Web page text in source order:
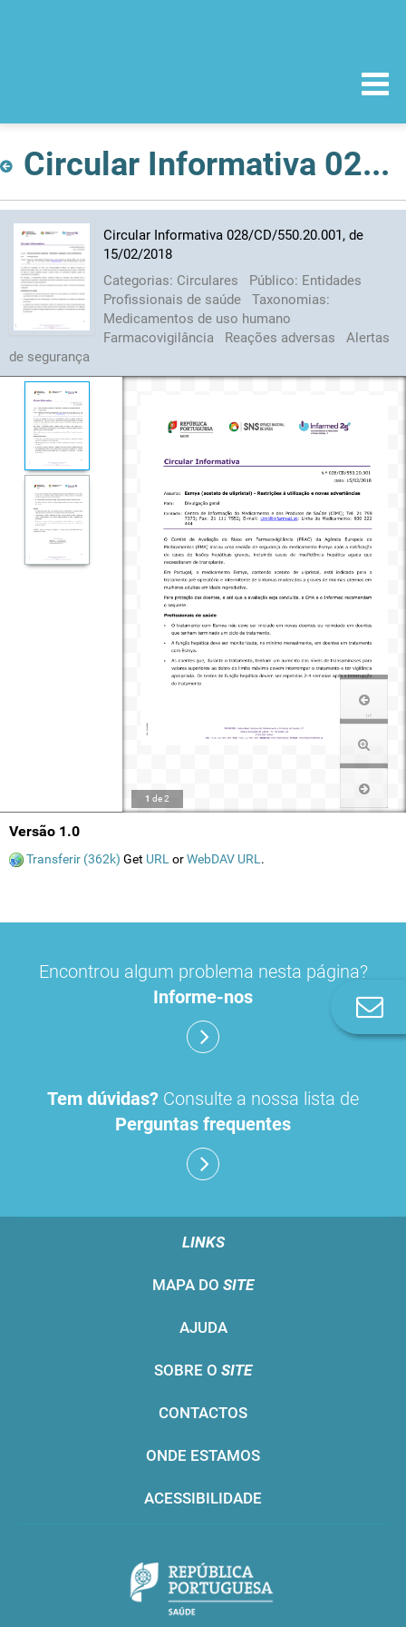
Circular Informativa 028/CD/550.20.001, de 15/02/2018
Circular Informativa 028/CD/550.20.001, de
15/02/2018
Categorias: Circulares Público: Entidades
Profissionais de saúde
Taxonomias:
Medicamentos de uso humano
Farmacovigilância
Reações adversas
Alertas
de segurança
1 de2
Versão 1.0
Transferir (362k) Get URL orWebDAV URL .
Encontrou algum problema nesta página?
Informe-nos
Tem dúvidas? Consulte a nossa lista de
Perguntas frequentes
LINKS
MAPA DO SITE
AJUDA
SOBRE O SITE
CONTACTOS
ONDE ESTAMOS
ACESSIBILIDADE